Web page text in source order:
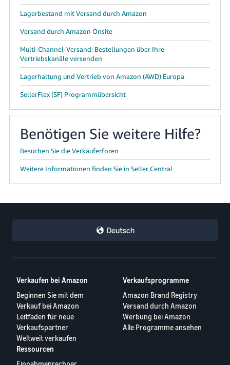
Lagerbestand mit Versand durch Amazon
Versand durch Amazon Onsite
Multi-Channel-Versand: Bestellungen über Ihre
Vertriebskanäle versenden
Lagerhaltung und Vertrieb von Amazon (AWD) Europa
SellerFlex (SF) Programmübersicht
Benötigen Sie weitere Hilfe?
Besuchen Sie die Verkäuferforen
Weitere Informationen finden Sie in Seller Central
Deutsch
Verkaufen bei Amazon
Beginnen Sie mit dem
Verkauf bei Amazon
Leitfaden für neue
Verkaufspartner
Weltweit verkaufen
Verkaufsprogramme
Amazon Brand Registry
Versand durch Amazon
Werbung bei Amazon
Alle Programme ansehen
Ressourcen